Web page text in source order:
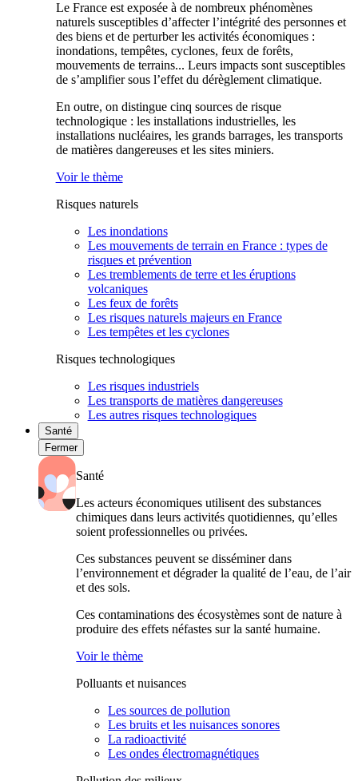
Le France est exposée à de nombreux phénomènes
naturels susceptibles d’affecter l’intégrité des personnes et
des biens et de perturber les activités économiques :
inondations, tempêtes, cyclones, feux de forêts,
mouvements de terrains... Leurs impacts sont susceptibles
de s’amplifier sous l’effet du dérèglement climatique.
En outre, on distingue cinq sources de risque
technologique : les installations industrielles, les
installations nucléaires, les grands barrages, les transports
de matières dangereuses et les sites miniers.
Voir le thème
Risques naturels
Les inondations
Les mouvements de terrain en France : types de
risques et prévention
Les tremblements de terre et les éruptions
volcaniques
Les feux de forêts
Les risques naturels majeurs en France
Les tempêtes et les cyclones
Risques technologiques
Les risques industriels
Les transports de matières dangereuses
Les autres risques technologiques
Santé
Fermer
Santé
Les acteurs économiques utilisent des substances
chimiques dans leurs activités quotidiennes, qu’elles
soient professionnelles ou privées.
Ces substances peuvent se disséminer dans
l’environnement et dégrader la qualité de l’eau, de l’air
et des sols.
Ces contaminations des écosystèmes sont de nature à
produire des effets néfastes sur la santé humaine.
Voir le thème
Polluants et nuisances
Les sources de pollution
Les bruits et les nuisances sonores
La radioactivité
Les ondes électromagnétiques